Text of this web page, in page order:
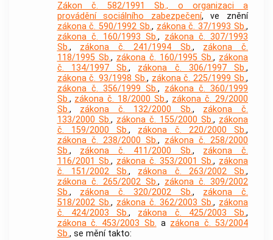
Zákon č. 582/1991 Sb., o organizaci a
provádění sociálního zabezpečení, ve znění
zákona č. 590/1992 Sb., zákona č. 37/1993 Sb.,
zákona č. 160/1993 Sb., zákona č. 307/1993
Sb., zákona č. 241/1994 Sb., zákona č.
118/1995 Sb., zákona č. 160/1995 Sb., zákona
č. 134/1997 Sb., zákona č. 306/1997 Sb.,
zákona č. 93/1998 Sb., zákona č. 225/1999 Sb.,
zákona č. 356/1999 Sb., zákona č. 360/1999
Sb., zákona č. 18/2000 Sb., zákona č. 29/2000
Sb., zákona č. 132/2000 Sb., zákona č.
133/2000 Sb., zákona č. 155/2000 Sb., zákona
č. 159/2000 Sb., zákona č. 220/2000 Sb.,
zákona č. 238/2000 Sb., zákona č. 258/2000
Sb., zákona č. 411/2000 Sb., zákona č.
116/2001 Sb., zákona č. 353/2001 Sb., zákona
č. 151/2002 Sb., zákona č. 263/2002 Sb.,
zákona č. 265/2002 Sb., zákona č. 309/2002
Sb., zákona č. 320/2002 Sb., zákona č.
518/2002 Sb., zákona č. 362/2003 Sb., zákona
č. 424/2003 Sb., zákona č. 425/2003 Sb.,
zákona č. 453/2003 Sb. a zákona č. 53/2004
Sb., se mění takto: